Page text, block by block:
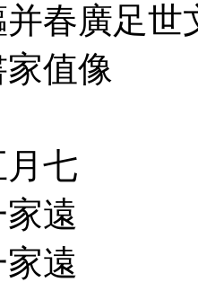
春廣足世
值像
七
遠
遠